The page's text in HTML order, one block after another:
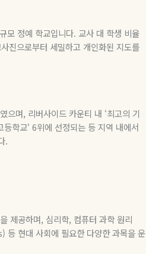
모 정예 학교입니다. 교사 대 학생 비율
진으로부터 세밀하고 개인화된 지도를
으며, 리버사이드 카운티 내 ‘최고의 기
등학교‘ 6위에 선정되는 등 지역 내에서
.
제공하며, 심리학, 컴퓨터 과학 원리
등 현대 사회에 필요한 다양한과목을운